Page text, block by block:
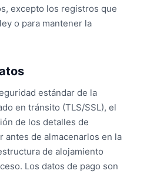
excepto los registros que
o para mantener la
estándar de la
en tránsito (TLS/SSL), el
de los detalles de
antes de almacenarlos en la
de alojamiento
Los datos de pago son